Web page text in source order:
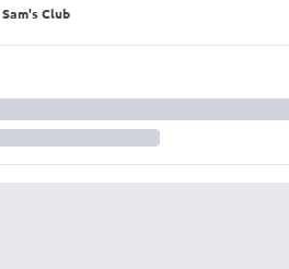
Sam's Club